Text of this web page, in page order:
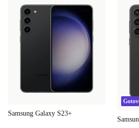
Samsung Galaxy S23+